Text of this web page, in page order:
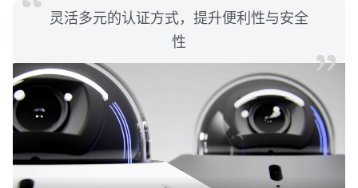
灵活多元的认证方式，提升便利性与安全
性